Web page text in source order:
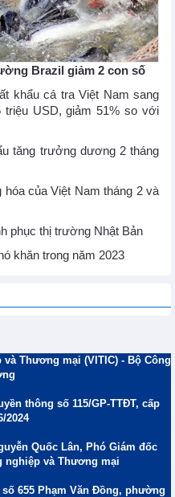
Brazil giảm 2 con số
khẩu cá tra Việt Nam sang
USD, giảm 51% so với
tăng trưởng dương 2 tháng
của Việt Nam tháng 2 và
phục thị trường Nhật Bản
khăn trong năm 2023
Thương mại (VITIC) - Bộ Công
thông số 115/GP-TTĐT, cấp
2024
Quốc Lân, Phó Giám đốc
nghiệp và Thương mại
655 Phạm Văn Đồng, phường